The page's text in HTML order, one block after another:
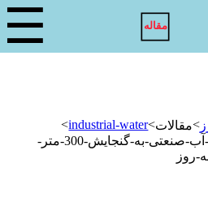
مقاله ☰
>مقالات>
industrial-water
>
دستگاه-تصفیه-آب-صنعتی-به-گنجایش-300-متر-
روز